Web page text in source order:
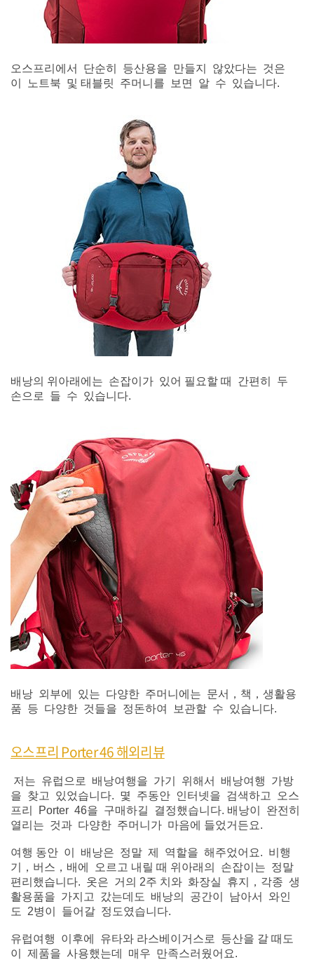
오스프리에서 단순히 등산용을 만들지 않았다는 것은
이 노트북 및 태블릿 주머니를 보면 알 수 있습니다.
배낭의 위아래에는 손잡이가 있어 필요할 때 간편히 두
손으로 들 수 있습니다.
배낭 외부에 있는 다양한 주머니에는 문서，책，생활용
품 등 다양한 것들을 정돈하여 보관할 수 있습니다.
오스프리 Porter 46 해외리뷰
저는 유럽으로 배낭여행을 가기 위해서 배낭여행 가방
을 찾고 있었습니다. 몇 주동안 인터넷을 검색하고 오스
프리 Porter 46을 구매하길 결정했습니다. 배낭이 완전히
열리는 것과 다양한 주머니가 마음에 들었거든요.
여행 동안 이 배낭은 정말 제 역할을 해주었어요. 비행
기，버스，배에 오르고 내릴 때 위아래의 손잡이는 정말
편리했습니다. 옷은 거의 2주 치와 화장실 휴지，각종 생
활용품을 가지고 갔는데도 배낭의 공간이 남아서 와인
도 2병이 들어갈 정도였습니다.
유럽여행 이후에 유타와 라스베이거스로 등산을 갈 때도
이 제품을 사용했는데 매우 만족스러웠어요.